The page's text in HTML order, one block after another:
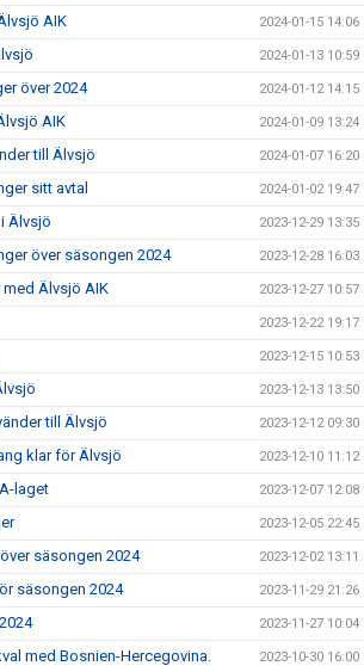
AIK 2024-01-15 14:06
2024-01-13 10:59
över 2024 2024-01-12 14:15
AIK 2024-01-09 13:24
till Älvsjö 2024-01-07 16:20
sitt avtal 2024-01-02 19:47
Älvsjö 2023-12-29 13:35
över säsongen 2024 2023-12-28 16:03
Älvsjö AIK 2023-12-27 10:57
2023-12-22 19:17
2023-12-15 10:53
2023-12-13 13:50
till Älvsjö 2023-12-12 09:30
klar för Älvsjö 2023-12-10 11:12
laget 2023-12-07 12:08
2023-12-05 22:45
säsongen 2024 2023-12-02 13:11
säsongen 2024 2023-11-29 21:26
2023-11-27 10:04
med Bosnien-Hercegovina. 2023-10-30 16:00